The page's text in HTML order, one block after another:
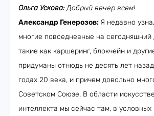
Ольга Ускова:Добрый вечер всем!
Александр Генерозов: Я недавно
многие повседневные на
такие как каршеринг, блокчейн и
придуманы отнюдь не десять лет
годах 20 века, и причем довольно
Советском Союзе. В области
интеллекта мы сейчас там, в условных